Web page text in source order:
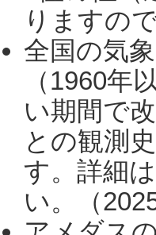
りますの
全国の気
（1960年
い期間で
との観測
す。詳細は
い。（